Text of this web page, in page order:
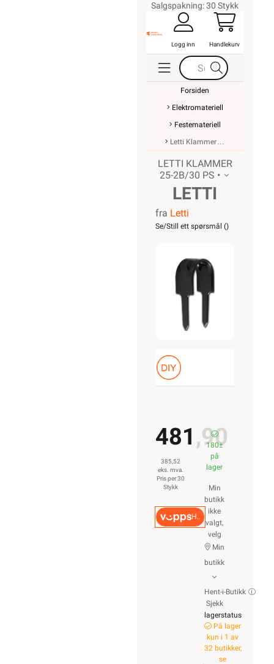
Salgspakning: 30 Stykk
Logg inn Handlekurv
Forsiden
Elektromateriell
Festemateriell
Letti Klammer
LETTI KLAMMER
25-2B/30 PS •
LETTI
KLAMMER
PS
fra Letti
Se/Still ett spørsmål ()
481,90
385,52
eks. mva.
Pris per 30
Stykk
Hurtigkasse
180±
på
lager
Min
butikk
ikke
valgt,
velg
Min
butikk
Hent-i-Butikk
Sjekk
lagerstatus
På lager
kun i 1 av
32 butikker,
se